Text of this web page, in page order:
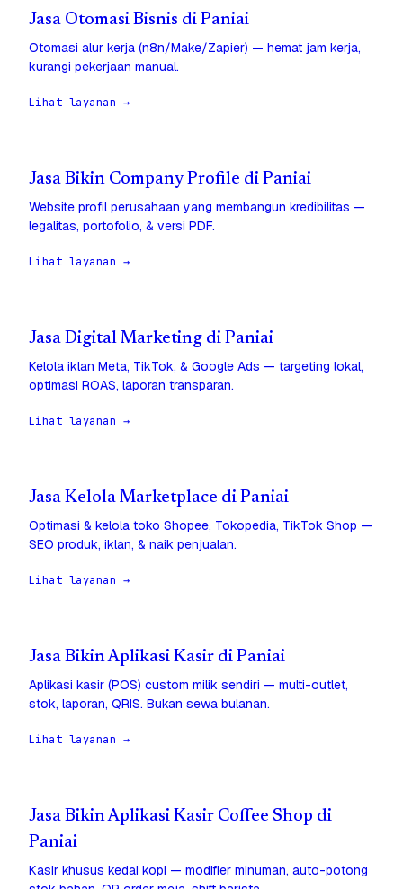
Jasa Otomasi Bisnis di Paniai
Otomasi alur kerja (n8n/Make/Zapier) — hemat jam kerja,
kurangi pekerjaan manual.
Lihat layanan →
Jasa Bikin Company Profile di Paniai
Website profil perusahaan yang membangun kredibilitas —
legalitas, portofolio, & versi PDF.
Lihat layanan →
Jasa Digital Marketing di Paniai
Kelola iklan Meta, TikTok, & Google Ads — targeting lokal,
optimasi ROAS, laporan transparan.
Lihat layanan →
Jasa Kelola Marketplace di Paniai
Optimasi & kelola toko Shopee, Tokopedia, TikTok Shop —
SEO produk, iklan, & naik penjualan.
Lihat layanan →
Jasa Bikin Aplikasi Kasir di Paniai
Aplikasi kasir (POS) custom milik sendiri — multi-outlet,
stok, laporan, QRIS. Bukan sewa bulanan.
Lihat layanan →
Jasa Bikin Aplikasi Kasir Coffee Shop di
Paniai
Kasir khusus kedai kopi — modifier minuman, auto-potong